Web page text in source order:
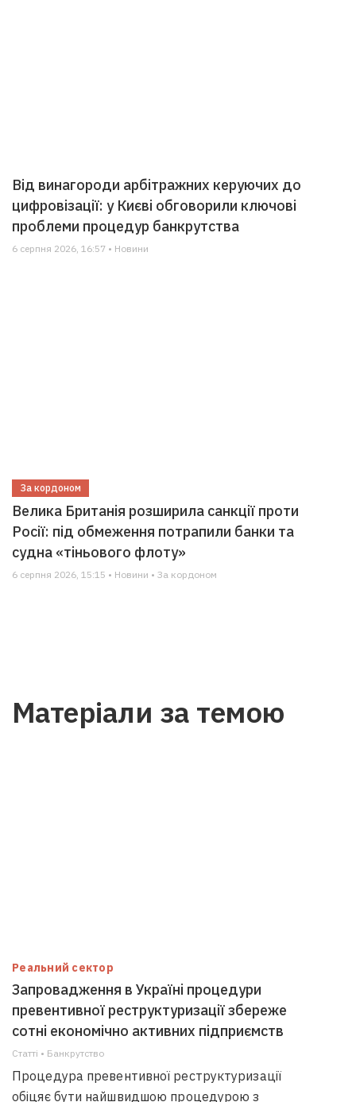
Від винагороди арбітражних керуючих до
цифровізації: у Києві обговорили ключові
проблеми процедур банкрутства
6 серпня 2026, 16:57 • Новини
За кордоном
Велика Британія розширила санкції проти
Росії: під обмеження потрапили банки та
судна «тіньового флоту»
6 серпня 2026, 15:15 • Новини • За кордоном
Матеріали за темою
Реальний сектор
Запровадження в Україні процедури
превентивної реструктуризації збереже
сотні економічно активних підприємств
Статті • Банкрутство
Процедура превентивної реструктуризації
обіцяє бути найшвидшою процедурою з